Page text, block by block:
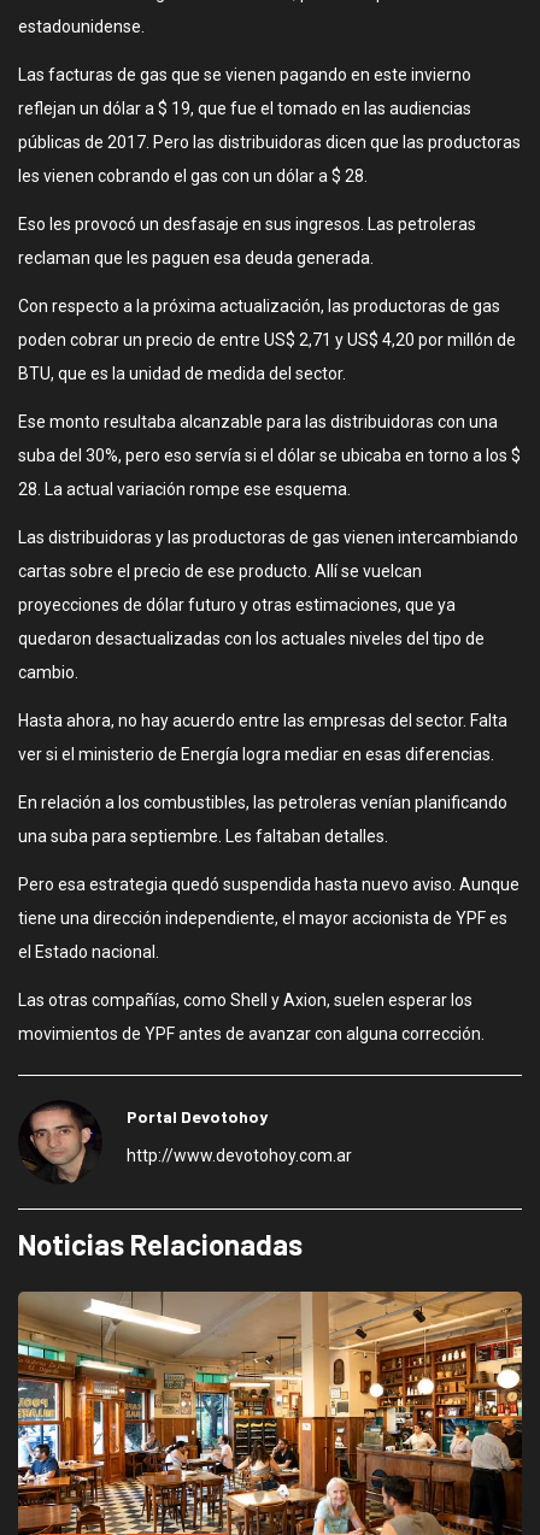
estadounidense.
Las facturas de gas que se vienen pagando en este invierno
reflejan un dólar a $ 19, que fue el tomado en las audiencias
públicas de 2017. Pero las distribuidoras dicen que las productoras
les vienen cobrando el gas con un dólar a $ 28.
Eso les provocó un desfasaje en sus ingresos. Las petroleras
reclaman que les paguen esa deuda generada.
Con respecto a la próxima actualización, las productoras de gas
poden cobrar un precio de entre US$ 2,71 y US$ 4,20 por millón de
BTU, que es la unidad de medida del sector.
Ese monto resultaba alcanzable para las distribuidoras con una
suba del 30%, pero eso servía si el dólar se ubicaba en torno a los $
28. La actual variación rompe ese esquema.
Las distribuidoras y las productoras de gas vienen intercambiando
cartas sobre el precio de ese producto. Allí se vuelcan
proyecciones de dólar futuro y otras estimaciones, que ya
quedaron desactualizadas con los actuales niveles del tipo de
cambio.
Hasta ahora, no hay acuerdo entre las empresas del sector. Falta
ver si el ministerio de Energía logra mediar en esas diferencias.
En relación a los combustibles, las petroleras venían planificando
una suba para septiembre. Les faltaban detalles.
Pero esa estrategia quedó suspendida hasta nuevo aviso. Aunque
tiene una dirección independiente, el mayor accionista de YPF es
el Estado nacional.
Las otras compañías, como Shell y Axion, suelen esperar los
movimientos de YPF antes de avanzar con alguna corrección.
Portal Devotohoy
http://www.devotohoy.com.ar
Noticias Relacionadas